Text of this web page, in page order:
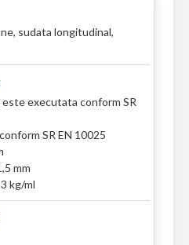
sudata longitudinal,
executata conform SR
SR EN 10025
mm
kg/ml